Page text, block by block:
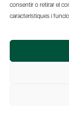
consentir o retirar el
característiques i
© 2026 Societat